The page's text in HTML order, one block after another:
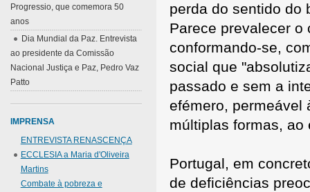
perda do sentido do
Parece prevalecer o
conformando-se,
social que
passado e sem a
efémero, permeável
múltiplas formas, ao
Portugal, em
de deficiências
Progressio, que comemora 50
anos
Dia Mundial da Paz. Entrevista
ao presidente da Comissão
Nacional Justiça e Paz, Pedro Vaz
Patto
IMPRENSA
ENTREVISTA RENASCENÇA
ECCLESIA a Maria d'Oliveira
Martins
Combate à pobreza e